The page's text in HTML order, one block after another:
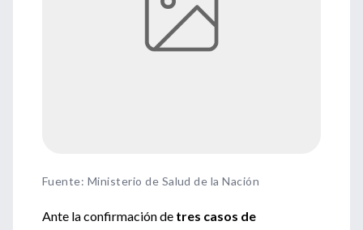
Fuente: Ministerio de Salud de la Nación
Ante la confirmación de tres casos de